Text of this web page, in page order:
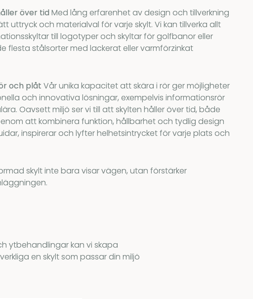
över tidMed lång erfarenhet av design och tillverkning
uttryck och materialval för varje skylt. Vi kan tillverka allt
till logotyper och skyltar för golfbanor eller
flesta stålsorter med lackerat eller varmförzinkat
och plåt Vår unika kapacitet att skära i rör ger möjligheter
och innovativa lösningar, exempelvis informationsrör
Oavsett miljö ser vi till att skylten håller över tid, både
att kombinera funktion, hållbarhet och tydlig design
inspirerar och lyfter helhetsintrycket för varje plats och
skylt inte bara visar vägen, utan förstärker
ytbehandlingar kan vi skapa
en skylt som passar din miljö